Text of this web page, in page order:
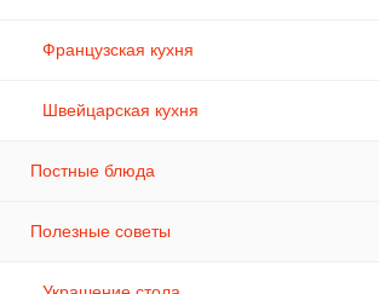
Французская кухня
Швейцарская кухня
Постные блюда
Полезные советы